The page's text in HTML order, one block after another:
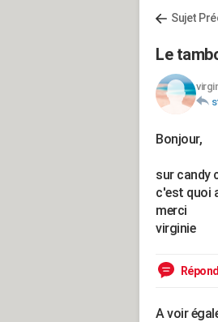
Sujet
Le
Bonjour,
sur candy
c'est quoi
merci
virginie
A voir